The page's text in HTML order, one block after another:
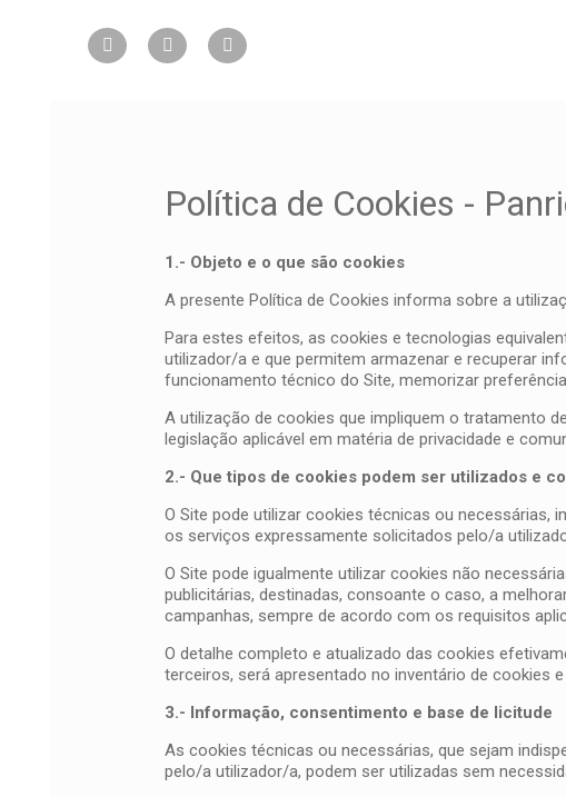
Política de Cookies -
1.- Objeto e o que são cookies
A presente Política de Cookies informa sobre a
Para estes efeitos, as cookies e tecnologias
utilizador/a e que permitem armazenar e recuperar
funcionamento técnico do Site, memorizar
A utilização de cookies que impliquem o tratamento
legislação aplicável em matéria de privacidade e
2.- Que tipos de cookies podem ser utilizados e
O Site pode utilizar cookies técnicas ou necessárias,
os serviços expressamente solicitados pelo/a
O Site pode igualmente utilizar cookies não
publicitárias, destinadas, consoante o caso, a
campanhas, sempre de acordo com os requisitos
O detalhe completo e atualizado das cookies
terceiros, será apresentado no inventário de cookies
3.- Informação, consentimento e base de licitude
As cookies técnicas ou necessárias, que sejam
pelo/a utilizador/a, podem ser utilizadas sem